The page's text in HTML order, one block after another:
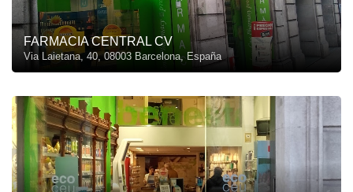
FARMACIA CENTRAL CV
Via Laietana, 40, 08003 Barcelona, España